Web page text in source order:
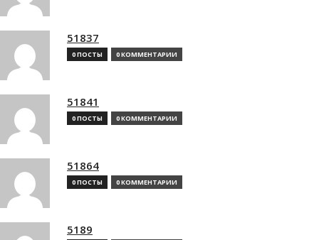
51837
0 ПОСТЫ 0 КОММЕНТАРИИ
51841
0 ПОСТЫ 0 КОММЕНТАРИИ
51864
0 ПОСТЫ 0 КОММЕНТАРИИ
5189